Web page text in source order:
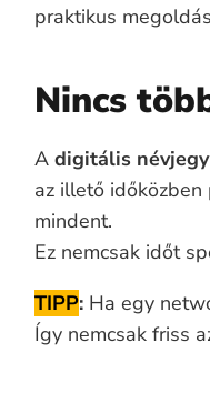
praktikus
Nincs
A digitális névjegy
az illető
mindent.
Ez nemcsak időt
TIPP: Ha egy
Így nemcsak friss